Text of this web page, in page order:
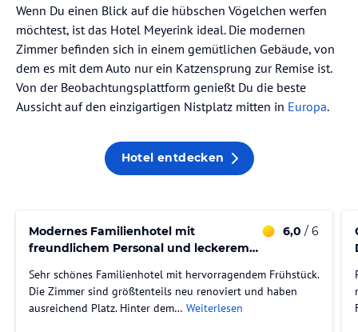
Wenn Du einen Blick auf die hübschen Vögelchen werfen
möchtest, ist das Hotel Meyerink ideal. Die modernen
Zimmer befinden sich in einem gemütlichen Gebäude, von
dem es mit dem Auto nur ein Katzensprung zur Remise ist.
Von der Beobachtungsplattform genießt Du die beste
Aussicht auf den einzigartigen Nistplatz mitten in Europa.
Hotel entdecken
Modernes Familienhotel mit
freundlichem Personal und leckerem
6,0 / 6
Sehr schönes Familienhotel mit hervorragendem Frühstück.
Die Zimmer sind größtenteils neu renoviert und haben
ausreichend Platz. Hinter dem… Weiterlesen